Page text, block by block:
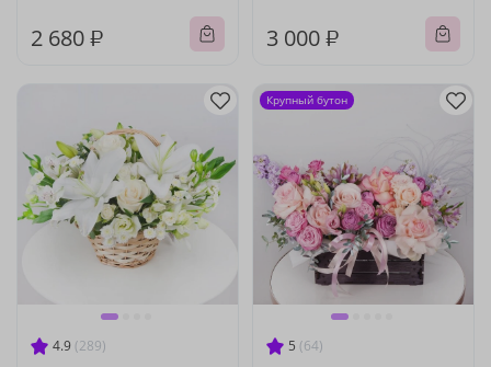
2 680 ₽ 3 000 ₽
4.9 (289) 5 (64)
Крупный бутон